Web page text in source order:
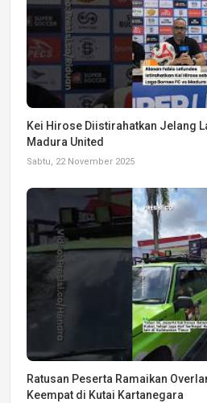
Kei Hirose Diistirahatkan Jelang
Madura United
Sabtu, 22 November 2025
Ratusan Peserta Ramaikan
Keempat di Kutai Kartanegara